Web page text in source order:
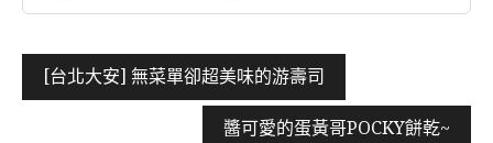
文
章
[台北大安] 無菜單卻超美味的游壽司
醬可愛的蛋黃哥POCKY餅乾~